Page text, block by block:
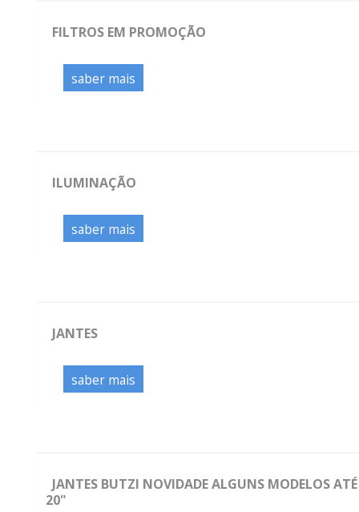
FILTROS EM PROMOÇÃO
saber mais
ILUMINAÇÃO
saber mais
JANTES
saber mais
JANTES BUTZI NOVIDADE ALGUNS MODELOS ATÉ
20"